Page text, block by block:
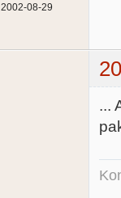
2002-08-29
...